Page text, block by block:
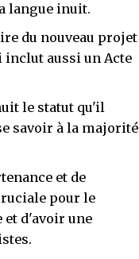
langue inuit.
du nouveau projet
inclut aussi un Acte
le statut qu'il
savoir à la majorité
et de
pour le
d'avoir une